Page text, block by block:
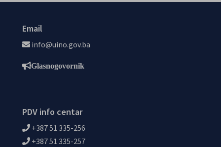
Email
info@uino.gov.ba
Glasnogovornik
PDV info centar
+387 51 335-256
+387 51 335-257